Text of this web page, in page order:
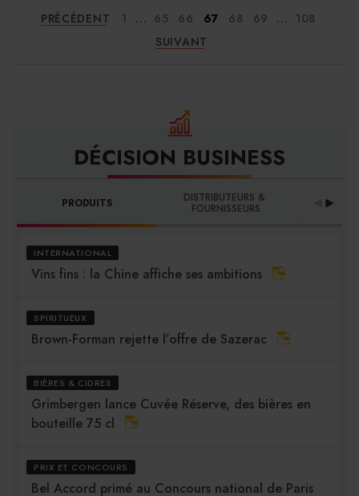
PRÉCÉDENT 1 ... 65 66 67 68 69 ...
108
SUIVANT
DÉCISION BUSINESS
PRODUITS DISTRIBUTEURS &
FOURNISSEURS
INTERNATIONAL
Vins fins : la Chine affiche ses ambitions
SPIRITUEUX
Brown-Forman rejette l’offre de Sazerac
BIÈRES & CIDRES
Grimbergen lance Cuvée Réserve, des bières en
bouteille 75 cl
PRIX ET CONCOURS
Bel Accord primé au Concours national de Paris